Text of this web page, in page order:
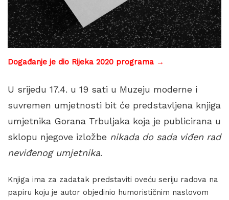
Događanje je dio Rijeka 2020 programa →
U srijedu 17.4. u 19 sati u Muzeju moderne i
suvremen umjetnosti bit će predstavljena knjiga
umjetnika Gorana Trbuljaka koja je publicirana u
sklopu njegove izložbe nikada do sada viđen rad
neviđenog umjetnika.
Knjiga ima za zadatak predstaviti oveću seriju radova na
papiru koju je autor objedinio humorističnim naslovom